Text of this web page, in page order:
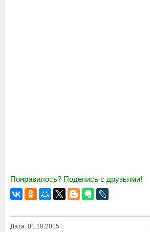
Понравилось? Поделись с друзьями!
Дата: 01.10.2015